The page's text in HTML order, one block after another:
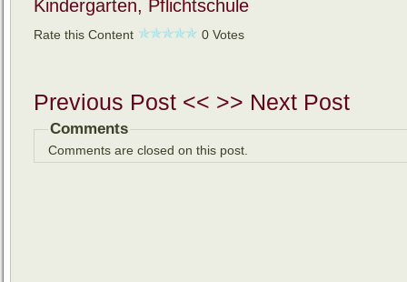
Kindergarten, Pflichtschule
Rate this Content 0 Votes
Previous Post << >> Next Post
Comments
Comments are closed on this post.